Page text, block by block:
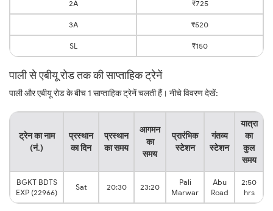
2A ₹725
3A ₹520
SL ₹150
पाली से एबीयू रोड तक की साप्ताहिक ट्रेनें
पाली और एबीयू रोड के बीच 1 साप्ताहिक ट्रेनें चलती हैं। नीचे विवरण देखें:
ट्रेन का नाम
(नं.)
प्रस्थान
का दिन
प्रस्थान
का समय
आगमन
का
समय
प्रारंभिक
स्टेशन
गंतव्य
स्टेशन
यात्रा
का
कुल
समय
BGKT BDTS
EXP (22966)
Sat 20:30 23:20
Pali
Marwar
Abu
Road
2:50
hrs